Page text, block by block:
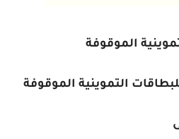
الموقوفة
التموينية الموقوفة